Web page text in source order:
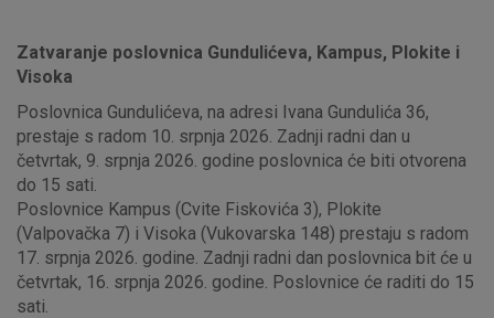
Zatvaranje poslovnica Gundulićeva, Kampus, Plokite i
Visoka
Poslovnica Gundulićeva, na adresi Ivana Gundulića 36,
prestaje s radom 10. srpnja 2026. Zadnji radni dan u
četvrtak, 9. srpnja 2026. godine poslovnica će biti otvorena
do 15 sati.
Poslovnice Kampus (Cvite Fiskovića 3), Plokite
(Valpovačka 7) i Visoka (Vukovarska 148) prestaju s radom
17. srpnja 2026. godine. Zadnji radni dan poslovnica bit će u
četvrtak, 16. srpnja 2026. godine. Poslovnice će raditi do 15
sati.